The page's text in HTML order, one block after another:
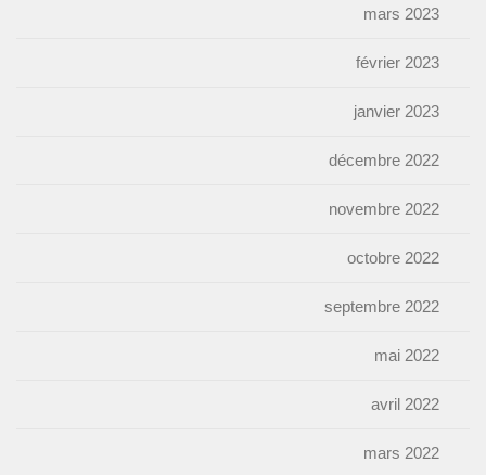
mars 2023
février 2023
janvier 2023
décembre 2022
novembre 2022
octobre 2022
septembre 2022
mai 2022
avril 2022
mars 2022